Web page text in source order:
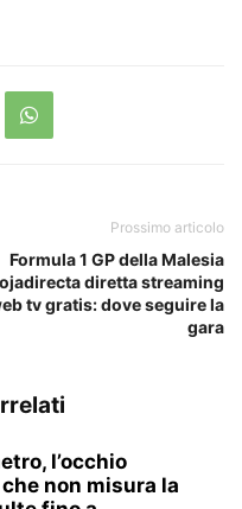
Prossimo articolo
Formula 1 GP della Malesia
diretta streaming
tv gratis: dove seguire la
gara
l’occhio
non misura la